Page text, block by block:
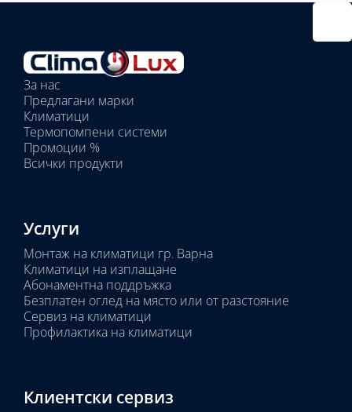
Избрани
вътрешни
тела:
Избрано
тяло:
За нас
Предлагани марки
Климатици
Термопомпени системи
Промоции %
Всички продукти
Услуги
Монтаж на климатици гр. Варна
Климатици на изплащане
Абонаментна поддръжка
Безплатен оглед на място или от разстояние
Сервиз на климатици
Профилактика на климатици
Клиентски сервиз